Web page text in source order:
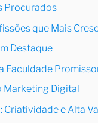
Procurados
que Mais
Destaque
Faculdade
Marketing Digital
Criatividade e Alta